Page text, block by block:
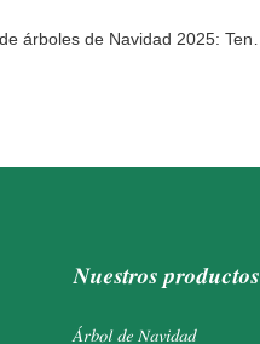
Nuestros productos
Árbol de Navidad